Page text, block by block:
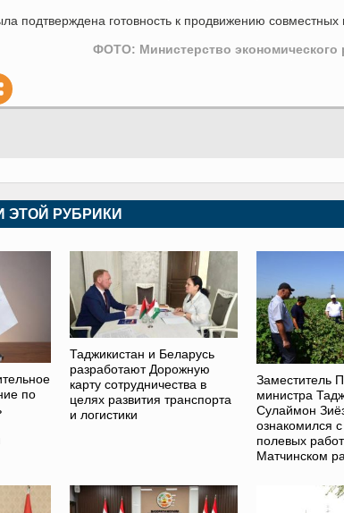
подтверждена готовность к продвижению совместных
ФОТО: Министерство экономического
ЭТОЙ РУБРИКИ
по
Таджикистан и Беларусь
разработают Дорожную
карту сотрудничества в
целях развития транспорта
и логистики
Заместитель
министра
Сулаймон
ознакомился
полевых
Матчинском